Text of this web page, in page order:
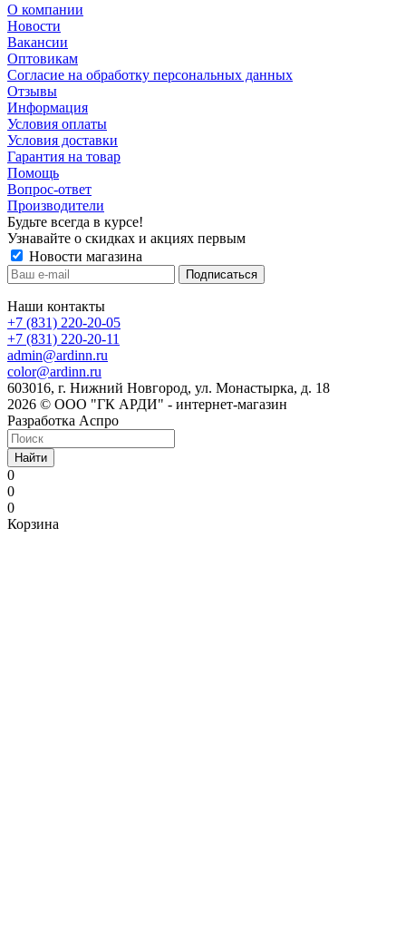
О компании
Новости
Вакансии
Оптовикам
Cогласие на обработку персональных данных
Отзывы
Информация
Условия оплаты
Условия доставки
Гарантия на товар
Помощь
Вопрос-ответ
Производители
Будьте всегда в курсе!
Узнавайте о скидках и акциях первым
Новости магазина
Наши контакты
+7 (831) 220-20-05
+7 (831) 220-20-11
admin@ardinn.ru
color@ardinn.ru
603016, г. Нижний Новгород, ул. Монастырка, д. 18
2026 © ООО "ГК АРДИ" - интернет-магазин
Разработка Аспро
Найти
0
0
0
Корзина